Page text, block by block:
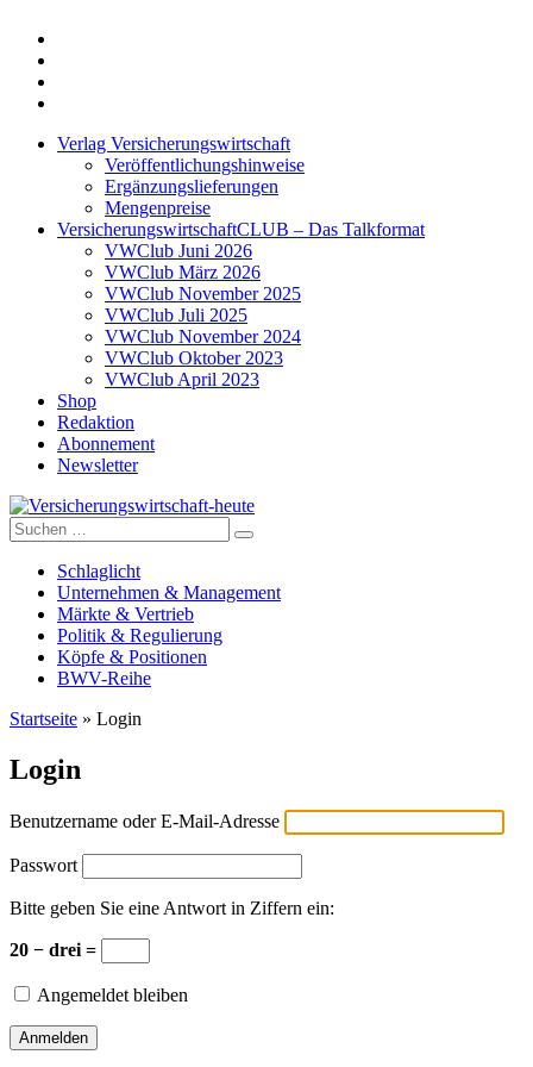
Verlag Versicherungswirtschaft
Veröffentlichungshinweise
Ergänzungslieferungen
Mengenpreise
VersicherungswirtschaftCLUB – Das Talkformat
VWClub Juni 2026
VWClub März 2026
VWClub November 2025
VWClub Juli 2025
VWClub November 2024
VWClub Oktober 2023
VWClub April 2023
Shop
Redaktion
Abonnement
Newsletter
Versicherungswirtschaft-heute
Suche
nach:
Schlaglicht
Unternehmen & Management
Märkte & Vertrieb
Politik & Regulierung
Köpfe & Positionen
BWV-Reihe
Startseite » Login
Login
Benutzername oder E-Mail-Adresse
Passwort
Bitte geben Sie eine Antwort in Ziffern ein:
20 − drei =
Angemeldet bleiben